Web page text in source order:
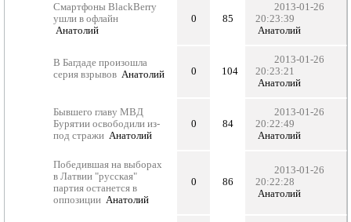
Смартфоны BlackBerry
ушли в офлайн
Анатолий
0 85
2013-01-26
20:23:39
Анатолий
В Багдаде произошла
серия взрывов Анатолий 0 104
2013-01-26
20:23:21
Анатолий
Бывшего главу МВД
Бурятии освободили из-
под стражи Анатолий
0 84
2013-01-26
20:22:49
Анатолий
Победившая на выборах
в Латвии "русская"
партия останется в
оппозиции Анатолий
0 86
2013-01-26
20:22:28
Анатолий